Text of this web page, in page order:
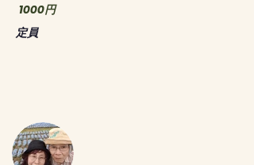
1000円
​定員